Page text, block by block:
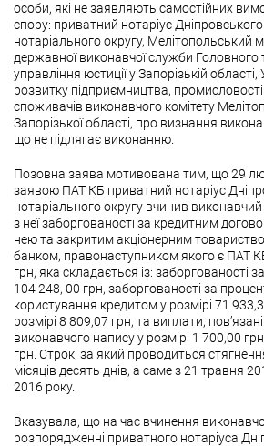
особи, які не заявляють самостійних
спору: приватний нотаріус
нотаріального округу, Мелітопольський
державної виконавчої служби Головного
управління юстиції у Запорізькій
розвитку підприємництва,
споживачів виконавчого комітету
Запорізької області, про визнання
що не підлягає виконанню.
Позовна заява мотивована тим, що 29
заявою ПАТ КБ приватний нотаріус
нотаріального округу вчинив
з неї заборгованості за кредитним
нею та закритим акціонерним
банком, правонаступником якого є ПАТ
грн, яка складається із: заборгованості
104 248, 00 грн, заборгованості за
користування кредитом у розмірі 71
розмірі 8 809,07 грн, та виплати,
виконавчого напису у розмірі 1 700,00
грн. Строк, за який проводиться
місяців десять днів, а саме з 21 травня
2016 року.
Вказувала, що на час вчинення
розпорядженні приватного нотаріуса